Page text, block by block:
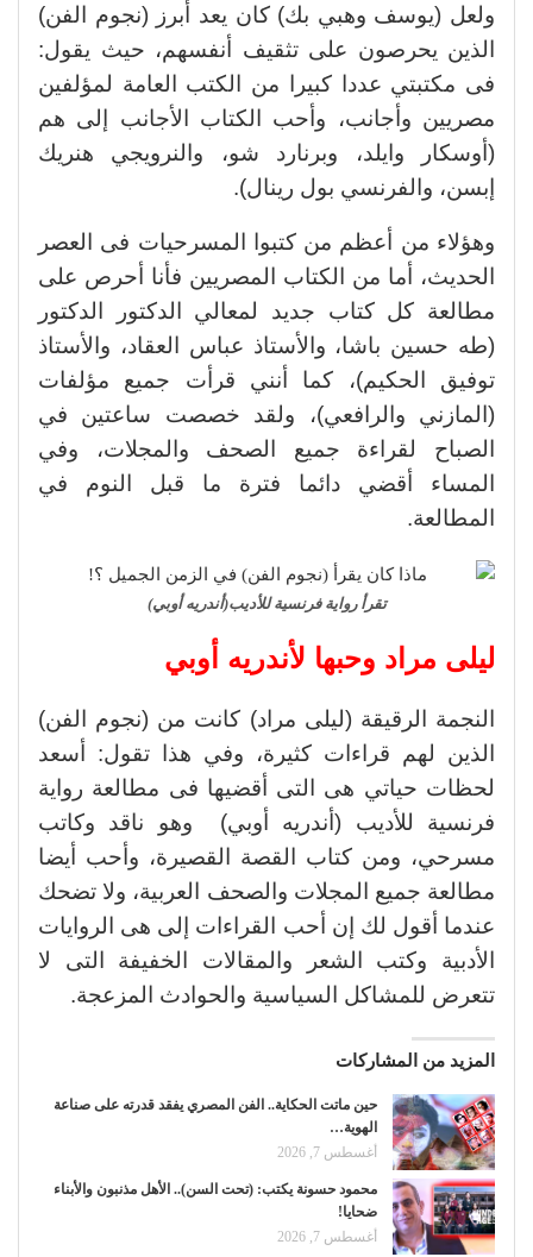
ولعل (يوسف وهبي بك) كان يعد أبرز (نجوم الفن)
الذين يحرصون على تثقيف أنفسهم، حيث يقول:
فى مكتبتي عددا كبيرا من الكتب العامة لمؤلفين
مصريين وأجانب، وأحب الكتاب الأجانب إلى هم
(أوسكار وايلد، وبرنارد شو، والنرويجي هنريك
إبسن، والفرنسي بول رينال).
وهؤلاء من أعظم من كتبوا المسرحيات فى العصر
الحديث، أما من الكتاب المصريين فأنا أحرص على
مطالعة كل كتاب جديد لمعالي الدكتور الدكتور
(طه حسين باشا، والأستاذ عباس العقاد، والأستاذ
توفيق الحكيم)، كما أنني قرأت جميع مؤلفات
(المازني والرافعي)، ولقد خصصت ساعتين في
الصباح لقراءة جميع الصحف والمجلات، وفي
المساء أقضي دائما فترة ما قبل النوم في
المطالعة.
تقرأ رواية فرنسية للأديب(أندريه أوبي)
ليلى مراد وحبها لأندريه أوبي
النجمة الرقيقة (ليلى مراد) كانت من (نجوم الفن)
الذين لهم قراءات كثيرة، وفي هذا تقول: أسعد
لحظات حياتي هى التى أقضيها فى مطالعة رواية
فرنسية للأديب (أندريه أوبي) وهو ناقد وكاتب
مسرحي، ومن كتاب القصة القصيرة، وأحب أيضا
مطالعة جميع المجلات والصحف العربية، ولا تضحك
عندما أقول لك إن أحب القراءات إلى هى الروايات
الأدبية وكتب الشعر والمقالات الخفيفة التى لا
تتعرض للمشاكل السياسية والحوادث المزعجة.
المزيد من المشاركات
حين ماتت الحكاية.. الفن المصري يفقد قدرته على صناعة
الهوية…
أغسطس 7, 2026
محمود حسونة يكتب: (تحت السن).. الأهل مذنبون والأبناء
ضحايا!
أغسطس 7, 2026